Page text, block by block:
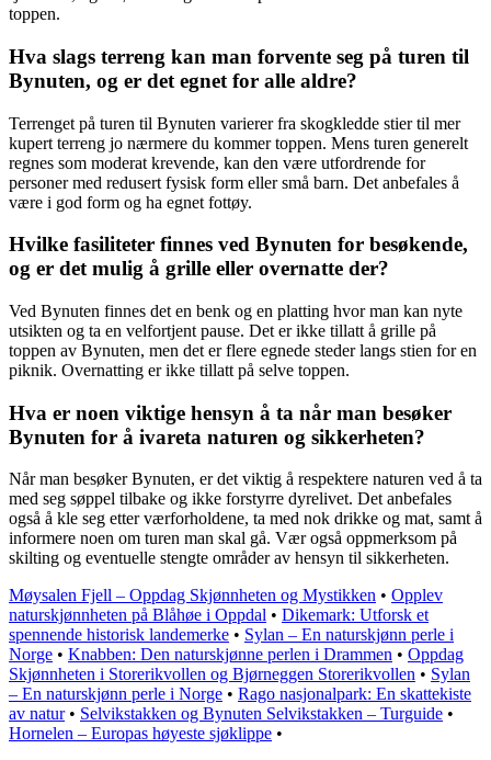
toppen.
Hva slags terreng kan man forvente seg på turen til
Bynuten, og er det egnet for alle aldre?
Terrenget på turen til Bynuten varierer fra skogkledde stier til mer
kupert terreng jo nærmere du kommer toppen. Mens turen generelt
regnes som moderat krevende, kan den være utfordrende for
personer med redusert fysisk form eller små barn. Det anbefales å
være i god form og ha egnet fottøy.
Hvilke fasiliteter finnes ved Bynuten for besøkende,
og er det mulig å grille eller overnatte der?
Ved Bynuten finnes det en benk og en platting hvor man kan nyte
utsikten og ta en velfortjent pause. Det er ikke tillatt å grille på
toppen av Bynuten, men det er flere egnede steder langs stien for en
piknik. Overnatting er ikke tillatt på selve toppen.
Hva er noen viktige hensyn å ta når man besøker
Bynuten for å ivareta naturen og sikkerheten?
Når man besøker Bynuten, er det viktig å respektere naturen ved å ta
med seg søppel tilbake og ikke forstyrre dyrelivet. Det anbefales
også å kle seg etter værforholdene, ta med nok drikke og mat, samt å
informere noen om turen man skal gå. Vær også oppmerksom på
skilting og eventuelle stengte områder av hensyn til sikkerheten.
Møysalen Fjell – Oppdag Skjønnheten og Mystikken • Opplev
naturskjønnheten på Blåhøe i Oppdal • Dikemark: Utforsk et
spennende historisk landemerke • Sylan – En naturskjønn perle i
Norge • Knabben: Den naturskjønne perlen i Drammen • Oppdag
Skjønnheten i Storerikvollen og Bjørneggen Storerikvollen • Sylan
– En naturskjønn perle i Norge • Rago nasjonalpark: En skattekiste
av natur• Selvikstakken og Bynuten Selvikstakken – Turguide •
Hornelen – Europas høyeste sjøklippe •